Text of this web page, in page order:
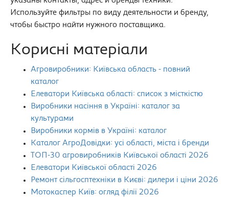
Используйте фильтры по виду деятельности и бренду,
чтобы быстро найти нужного поставщика.
Корисні матеріали
Агровиробники: Київська область - повний
каталог
Елеватори Київська області: список з місткістю
Виробники насіння в Україні: каталог за
культурами
Виробники кормів в Україні: каталог
Каталог АгроДовідки: усі області, міста і бренди
ТОП-30 агровиробників Київської області 2026
Елеватори Київської області 2026
Ремонт сільгосптехніки в Києві: дилери і ціни 2026
Мотокаспер Київ: огляд філії 2026